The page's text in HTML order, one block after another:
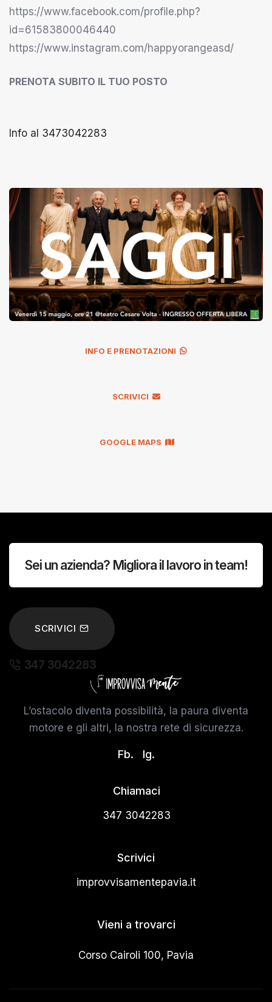
https://www.facebook.com/profile.php?
id=61583800046440
https://www.instagram.com/happyorangeasd/
PRENOTA SUBITO IL TUO POSTO
Info al 3473042283
INFO E PRENOTAZIONI
SCRIVICI
GOOGLE MAPS
Sei un azienda? Migliora il lavoro in team!
SCRIVICI
347 3042283
L’ostacolo diventa possibilità, la paura diventa
motore e gli altri, la nostra rete di sicurezza.
Fb. Ig.
Chiamaci
347 3042283
Scrivici
improvvisamentepavia.it
Vieni a trovarci
Corso Cairoli 100, Pavia